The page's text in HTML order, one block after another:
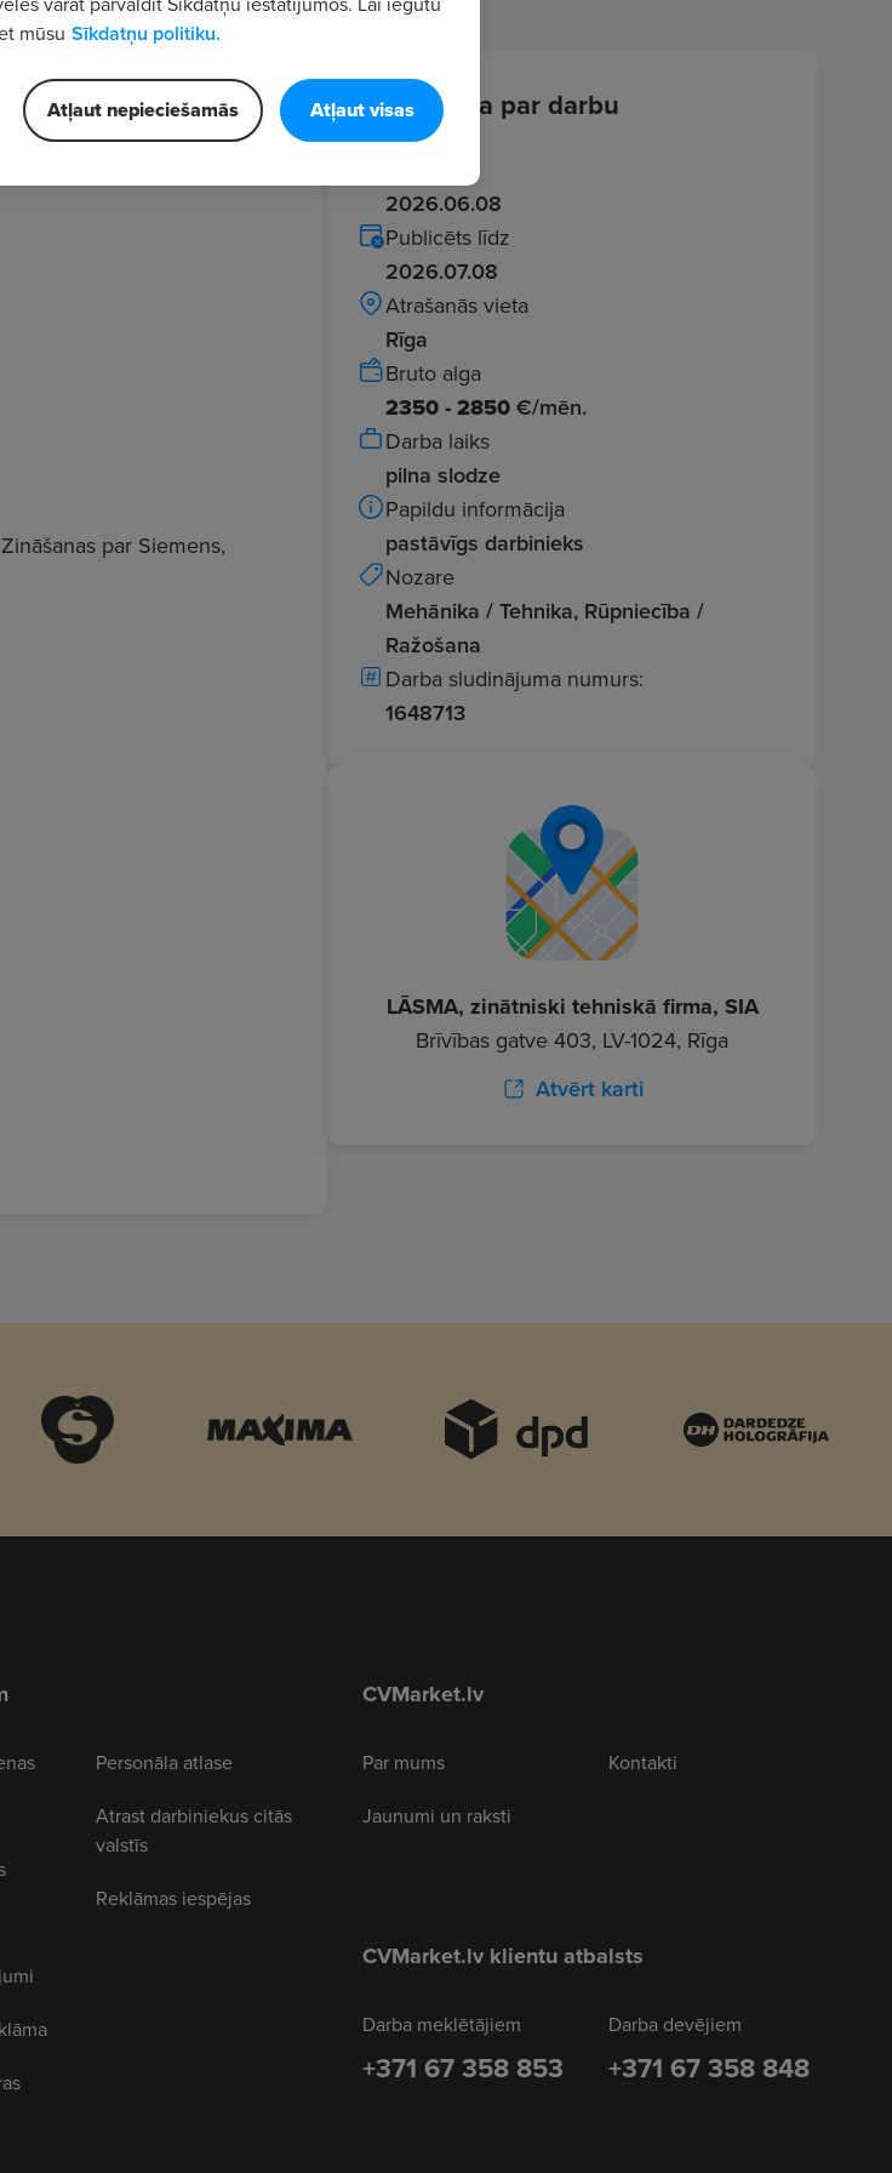
par Siemens,
Informācija par darbu
2026.06.08
Publicēts līdz
2026.07.08
Atrašanās vieta
Rīga
Bruto alga
2350 - 2850 €/mēn.
Darba laiks
pilna slodze
Papildu informācija
pastāvīgs darbinieks
Nozare
Mehānika / Tehnika, Rūpniecība /
Ražošana
Darba sludinājuma numurs:
1648713
LĀSMA, zinātniski tehniskā firma, SIA
Brīvības gatve 403, LV-1024, Rīga
Atvērt karti
Personāla atlase
Atrast darbiniekus citās
valstīs
Reklāmas iespējas
CVMarket.lv
Par mums
Jaunumi un raksti
Kontakti
CVMarket.lv klientu atbalsts
Darba meklētājiem
+371 67 358 853
Darba devējiem
+371 67 358 848
mūsu Sīkdatņu politiku.
Atļaut nepieciešamās Atļaut visas